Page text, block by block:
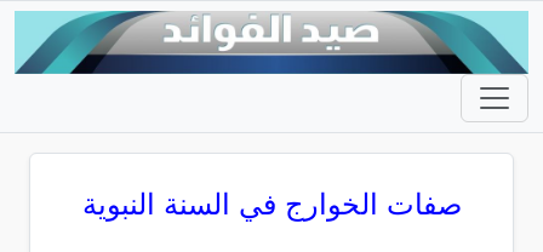
صفات الخوارج في السنة النبوية